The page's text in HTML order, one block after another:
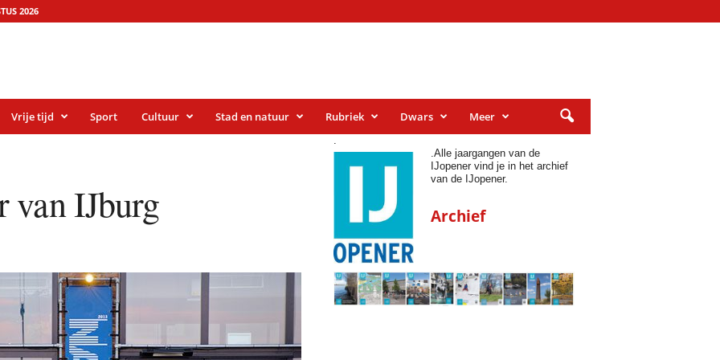
2026
Vrije tijd Sport Cultuur Stad en natuur Rubriek Dwars Meer
van IJburg
.
.Alle jaargangen van de
IJopener vind je in het archief
van de IJopener.
Archief